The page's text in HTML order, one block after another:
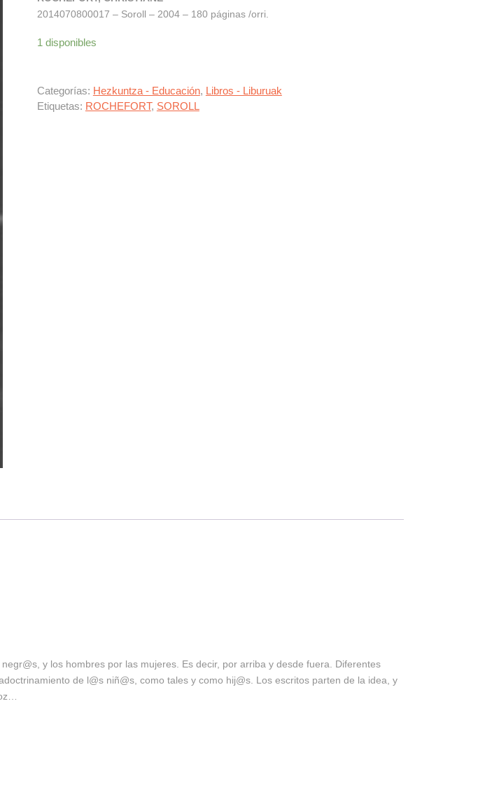
2014070800017 – Soroll – 2004 – 180 páginas /orri.
1 disponibles
Categorías: Hezkuntza - Educación, Libros - Liburuak
Etiquetas: ROCHEFORT, SOROLL
y los hombres por las mujeres. Es decir, por arriba y desde fuera. Diferentes
de l@s niñ@s, como tales y como hij@s. Los escritos parten de la idea, y